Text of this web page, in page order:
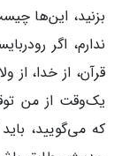
بزنید، این‌ها
ندارم، اگر
قرآن، از خدا،
یک‌وقت از من
که می‌گویید،